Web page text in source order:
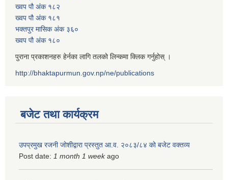
ख्वप पौ अंक १८२
ख्वप पौ अंक १८१
भक्तपुर मासिक अंक ३६०
ख्वप पौ अंक १८०
पुराना प्रकाशनहरु हेर्नका लागि तलको लिन्कमा क्लिक गर्नुहोस् ।
http://bhaktapurmun.gov.np/ne/publications
बजेट तथा कार्यक्रम
उपप्रमुख रजनी जोशीद्वारा प्रस्तुत आ.व. २०८३/८४ को बजेट वक्तव्य
Post date: 1 month 1 weekago